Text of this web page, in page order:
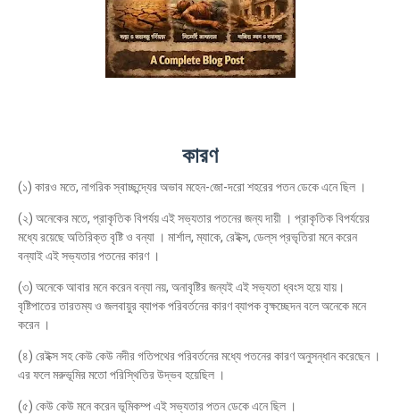
কারণ
(১) কারও মতে, নাগরিক স্বাচ্ছন্দ্যের অভাব মহেন-জো-দরো শহরের পতন ডেকে এনে ছিল ।
(২) অনেকের মতে, প্রাকৃতিক বিপর্যয় এই সভ্যতার পতনের জন্য দায়ী । প্রাকৃতিক বিপর্যয়ের
মধ্যে রয়েছে অতিরিক্ত বৃষ্টি ও বন্যা । মার্শাল, ম্যাকে, রেইক্স, ডেল্‌স প্রভৃতিরা মনে করেন
বন্যাই এই সভ্যতার পতনের কারণ ।
(৩) অনেকে আবার মনে করেন বন্যা নয়, অনাবৃষ্টির জন্যই এই সভ্যতা ধ্বংস হয়ে যায়।
বৃষ্টিপাতের তারতম্য ও জলবায়ুর ব্যাপক পরিবর্তনের কারণ ব্যাপক বৃক্ষচ্ছেদন বলে অনেকে মনে
করেন ।
(৪) রেইক্স সহ কেউ কেউ নদীর গতিপথের পরিবর্তনের মধ্যে পতনের কারণ অনুসন্ধান করেছেন ।
এর ফলে মরুভূমির মতো পরিস্থিতির উদ্ভব হয়েছিল ।
(৫) কেউ কেউ মনে করেন ভূমিকম্প এই সভ্যতার পতন ডেকে এনে ছিল ।